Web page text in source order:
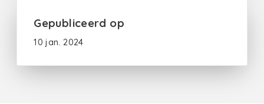
Gepubliceerd op
10 jan. 2024